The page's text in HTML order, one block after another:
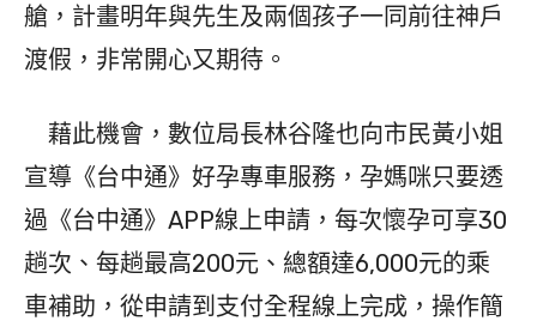
艙，計畫明年與先生及兩個孩子一同前往神戶
渡假，非常開心又期待。
藉此機會，數位局長林谷隆也向市民黃小姐
宣導《台中通》好孕專車服務，孕媽咪只要透
過《台中通》APP線上申請，每次懷孕可享30
趟次、每趟最高200元、總額達6,000元的乘
車補助，從申請到支付全程線上完成，操作簡